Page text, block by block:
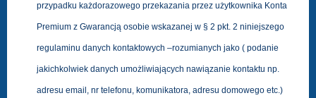
przypadku każdorazowego przekazania przez użytkownika Konta
Premium z Gwarancją osobie wskazanej w § 2 pkt. 2 niniejszego
regulaminu danych kontaktowych –rozumianych jako ( podanie
jakichkolwiek danych umożliwiających nawiązanie kontaktu np.
adresu e­mail, nr telefonu, komunikatora, adresu domowego etc.)